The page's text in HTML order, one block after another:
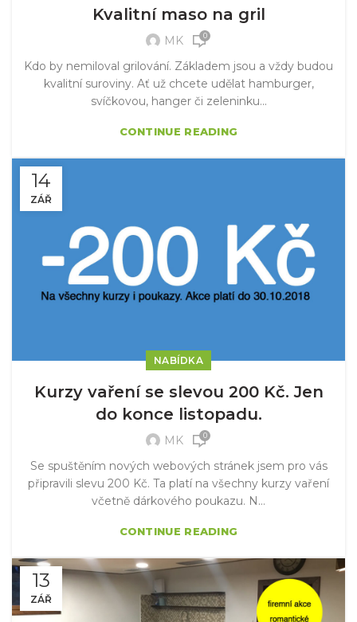
Kvalitní maso na gril
MK 0
Kdo by nemiloval grilování. Základem jsou a vždy budou
kvalitní suroviny. Ať už chcete udělat hamburger,
svíčkovou, hanger či zeleninku...
CONTINUE READING
14
ZÁŘ
NABÍDKA
Kurzy vaření se slevou 200 Kč. Jen
do konce listopadu.
MK 0
Se spuštěním nových webových stránek jsem pro vás
připravili slevu 200 Kč. Ta platí na všechny kurzy vaření
včetně dárkového poukazu. N...
CONTINUE READING
13
ZÁŘ